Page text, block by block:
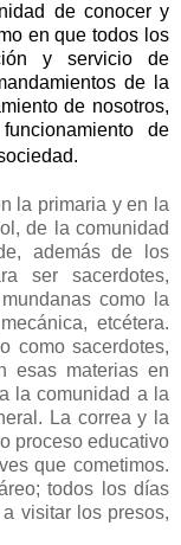
de conocer y
en que todos los
y servicio de
de la
de nosotros,
de
la primaria y en la
de la comunidad
además de los
ser sacerdotes,
como la
etcétera.
como sacerdotes,
esas materias en
la comunidad a la
La correa y la
proceso educativo
que cometimos.
todos los días
visitar los presos,